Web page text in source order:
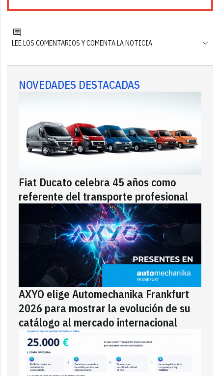
LEE LOS COMENTARIOS Y COMENTA LA NOTICIA
NOVEDADES DESTACADAS
Fiat Ducato celebra 45 años como
referente del transporte profesional
AXYO elige Automechanika Frankfurt
2026 para mostrar la evolución de su
catálogo al mercado internacional